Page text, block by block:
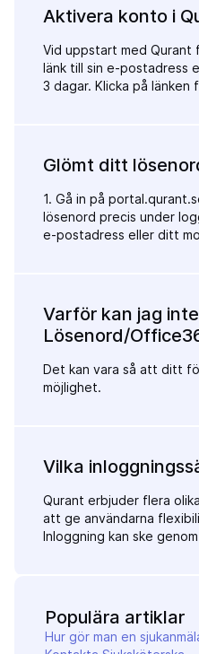
så att "Blockera alla
webbplatser" är
Aktivera konto i
Vid uppstart med Qurant
länk till sin e-postadress
3 dagar. Klicka på
10 alt support@qurant.se
Glömt ditt
1. Gå in på
lösenord precis under logga in knappen 2. Fyll i din
e-postadress eller ditt
4. Om du uppgett din e-
post med instruktioner om hur du
lösenord
Varför kan jag
Lösenord/
Det kan vara så att ditt
möjlighet.
Vilka
Qurant erbjuder flera
att ge användarna
Inloggning kan ske
kräver denna medtod
post innan du loggas in (2FA) * Office 365 –
Inloggning via Microsofts
Populära artiklar
Hur gör man en